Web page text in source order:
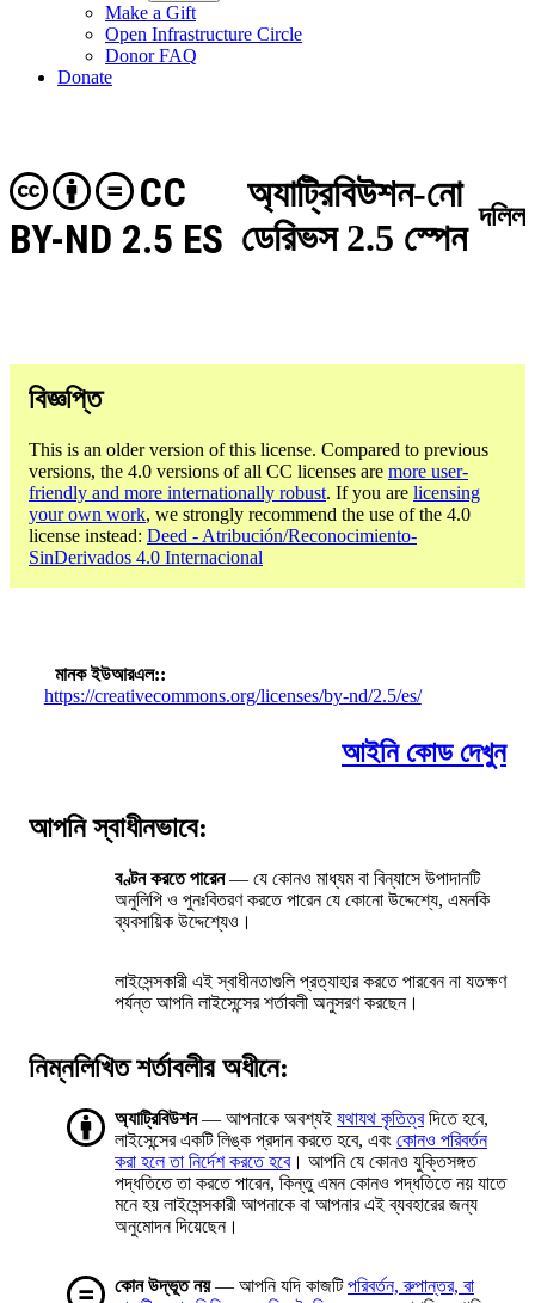
Make a Gift
Open Infrastructure Circle
Donor FAQ
Donate
অ্যাট্রিবিউশন-নো
ডেরিভস 2.5 স্পেন
CC
BY-ND 2.5 ES
দলিল
বিজ্ঞপ্তি
This is an older version of this license. Compared to previous
versions, the 4.0 versions of all CC licenses are more user-
friendly and more internationally robust. If you are licensing
your own work, we strongly recommend the use of the 4.0
license instead: Deed - Atribución/Reconocimiento-
SinDerivados 4.0 Internacional
মানক ইউআরএল:
https://creativecommons.org/licenses/by-nd/2.5/es/
আইনি কোড দেখুন
আপনি স্বাধীনভাবে:
বণ্টন করতে পারেন— যে কোনও মাধ্যম বা বিন্যাসে উপাদানটি
অনুলিপি ও পুনঃবিতরণ করতে পারেন যে কোনো উদ্দেশ্যে, এমনকি
ব্যবসায়িক উদ্দেশ্যেও।
লাইসেন্সকারী এই স্বাধীনতাগুলি প্রত্যাহার করতে পারবেন না যতক্ষণ
পর্যন্ত আপনি লাইসেন্সের শর্তাবলী অনুসরণ করছেন।
নিম্নলিখিত শর্তাবলীর অধীনে:
অ্যাট্রিবিউশন— আপনাকে অবশ্যই যথাযথ কৃতিত্বদিতে হবে,
লাইসেন্সের একটি লিঙ্ক প্রদান করতে হবে, এবং কোনও পরিবর্তন
করা হলে তা নির্দেশ করতে হবে। আপনি যে কোনও যুক্তিসঙ্গত
পদ্ধতিতে তা করতে পারেন, কিন্তু এমন কোনও পদ্ধতিতে নয় যাতে
মনে হয় লাইসেন্সকারী আপনাকে বা আপনার এই ব্যবহারের জন্য
অনুমোদন দিয়েছেন।
কোন উদ্ভূত নয়— আপনি যদি কাজটিপরিবর্তন, রুপান্তর, বা